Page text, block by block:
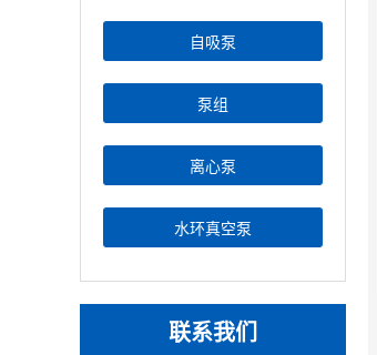
自吸泵
泵组
离心泵
水环真空泵
联系我们